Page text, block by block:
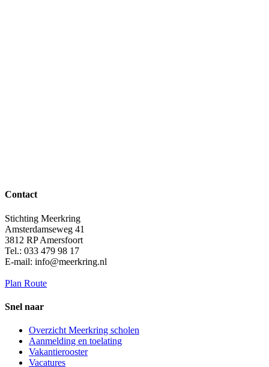
Contact
Stichting Meerkring
Amsterdamseweg 41
3812 RP Amersfoort
Tel.: 033 479 98 17
E-mail: info@meerkring.nl
Plan Route
Snel naar
Overzicht Meerkring scholen
Aanmelding en toelating
Vakantierooster
Vacatures